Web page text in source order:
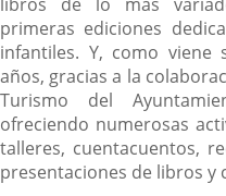
primeras ediciones
infantiles. Y, como
años, gracias a la
Turismo del
ofreciendo numerosas
talleres, cuentacuentos,
presentaciones de libros y